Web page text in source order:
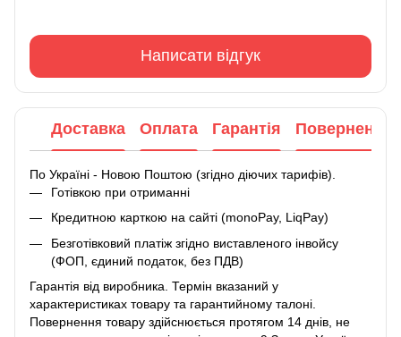
Написати відгук
Доставка Оплата Гарантія Повернення
По Україні - Новою Поштою (згідно діючих тарифів).
Готівкою при отриманні
Кредитною карткою на сайті (monoPay, LiqPay)
Безготівковий платіж згідно виставленого інвойсу
(ФОП, єдиний податок, без ПДВ)
Гарантія від виробника. Термін вказаний у
характеристиках товару та гарантийному талоні.
Повернення товару здійснюється протягом 14 днів, не